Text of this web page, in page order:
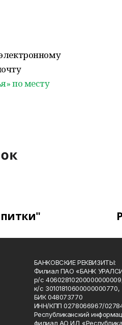
по месту
БАНКОВСКИЕ РЕКВИЗИТЫ:
Филиал ПАО «БАНК
р/с
к/с 30101810600000000770,
БИК 048073770
ИНН/КПП 0278066967/
Республиканский
филиал АО ИД